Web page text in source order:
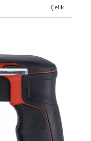
Çelik